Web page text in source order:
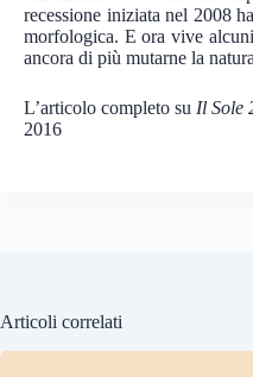
recessione iniziata nel 2008
morfologica. E ora vive
ancora di più mutarne la
L’articolo completo su Il Sole
2016
Articoli correlati